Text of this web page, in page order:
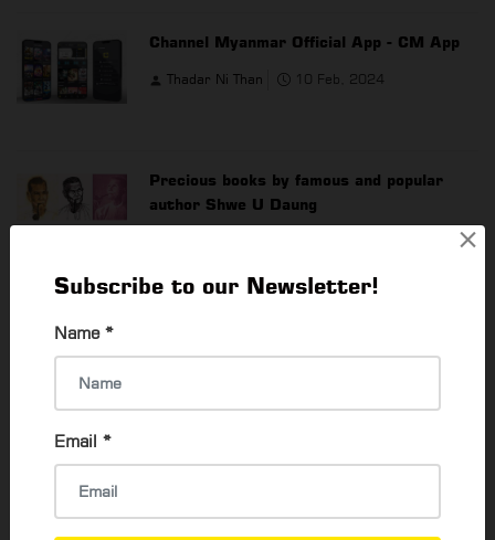
×
Subscribe to our Newsletter!
Name *
Email *
Channel Myanmar Official App - CM App
Thadar Ni Than 10 Feb, 2024
Precious books by famous and popular
author Shwe U Daung
Wai Yan Kyaw 21 Jun, 2021